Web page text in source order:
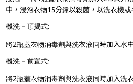
中，浸泡衣物15分鐘以殺菌，以洗衣機或
機洗 – 頂揭式:
將2瓶蓋衣物消毒劑與洗衣液同時加入水
機洗 – 前置式:
將2瓶蓋衣物消毒劑與洗衣液同時加入洗